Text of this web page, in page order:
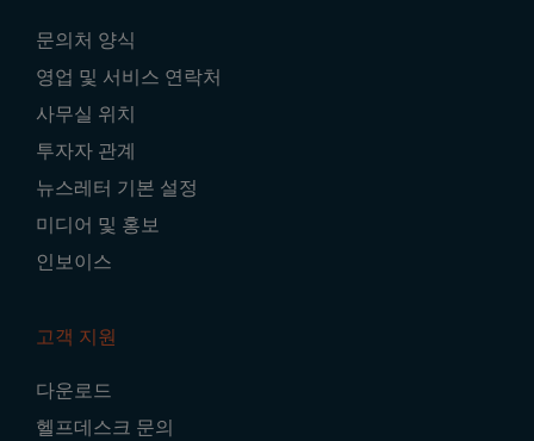
Navigation
문의처 양식
영업 및 서비스 연락처
사무실 위치
투자자 관계
뉴스레터 기본 설정
미디어 및 홍보
인보이스
고객 지원
다운로드
헬프데스크 문의